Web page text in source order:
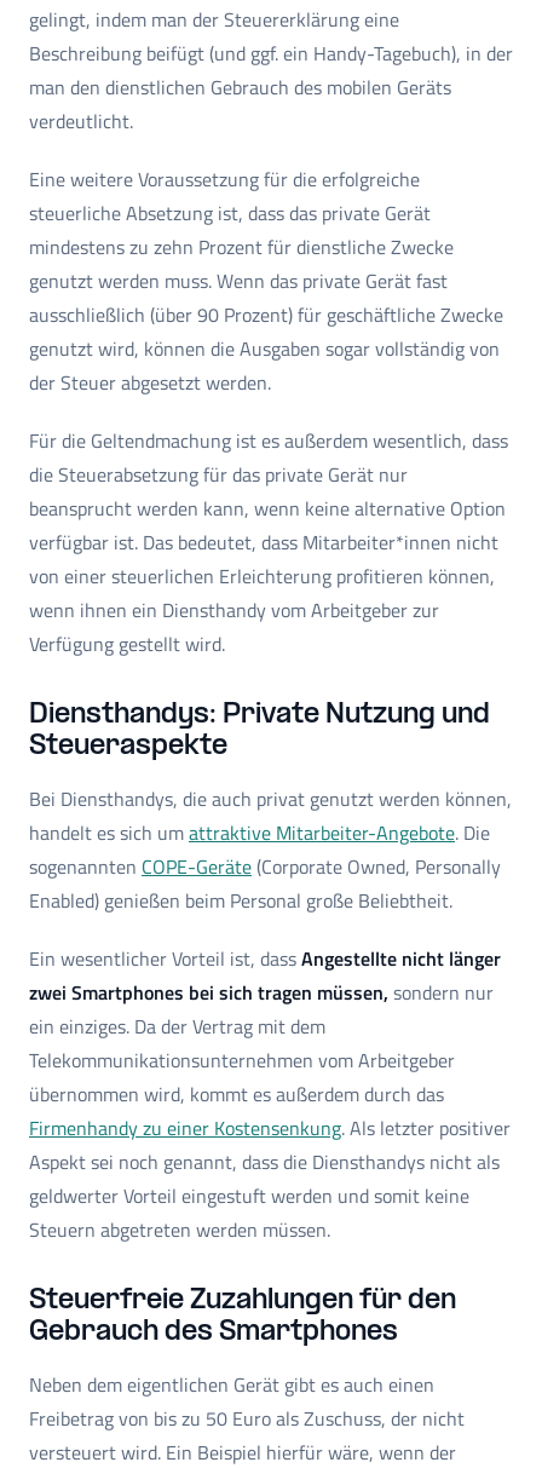
gelingt, indem man der Steuererklärung eine
Beschreibung beifügt (und ggf. ein Handy-Tagebuch), in der
man den dienstlichen Gebrauch des mobilen Geräts
verdeutlicht.
Eine weitere Voraussetzung für die erfolgreiche
steuerliche Absetzung ist, dass das private Gerät
mindestens zu zehn Prozent für dienstliche Zwecke
genutzt werden muss. Wenn das private Gerät fast
ausschließlich (über 90 Prozent) für geschäftliche Zwecke
genutzt wird, können die Ausgaben sogar vollständig von
der Steuer abgesetzt werden.
Für die Geltendmachung ist es außerdem wesentlich, dass
die Steuerabsetzung für das private Gerät nur
beansprucht werden kann, wenn keine alternative Option
verfügbar ist. Das bedeutet, dass Mitarbeiter*innen nicht
von einer steuerlichen Erleichterung profitieren können,
wenn ihnen ein Diensthandy vom Arbeitgeber zur
Verfügung gestellt wird.
Diensthandys: Private Nutzung und
Steueraspekte
Bei Diensthandys, die auch privat genutzt werden können,
handelt es sich umattraktive Mitarbeiter-Angebote. Die
sogenannten COPE-Geräte(Corporate Owned, Personally
Enabled) genießen beim Personal große Beliebtheit.
Ein wesentlicher Vorteil ist, dassAngestellte nicht länger
zwei Smartphones bei sich tragen müssen, sondern nur
ein einziges. Da der Vertrag mit dem
Telekommunikationsunternehmen vom Arbeitgeber
übernommen wird, kommt es außerdem durch das
Firmenhandy zu einer Kostensenkung. Als letzter positiver
Aspekt sei noch genannt, dass die Diensthandys nicht als
geldwerter Vorteil eingestuft werden und somit keine
Steuern abgetreten werden müssen.
Steuerfreie Zuzahlungen für den
Gebrauch des Smartphones
Neben dem eigentlichen Gerät gibt es auch einen
Freibetrag von bis zu 50 Euro als Zuschuss, der nicht
versteuert wird. Ein Beispiel hierfür wäre, wenn der